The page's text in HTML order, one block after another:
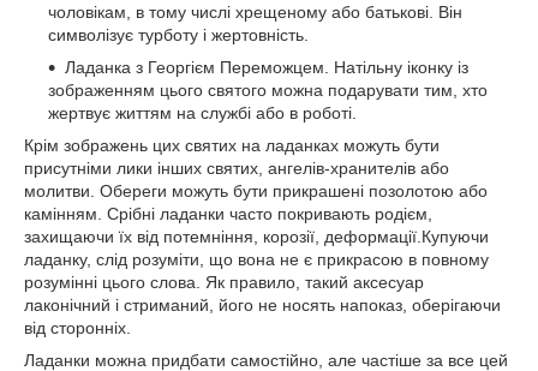
чоловікам, в тому числі хрещеному або батькові. Він
символізує турботу і жертовність.
Ладанка з Георгієм Переможцем. Натільну іконку із
зображенням цього святого можна подарувати тим, хто
жертвує життям на службі або в роботі.
Крім зображень цих святих на ладанках можуть бути
присутніми лики інших святих, ангелів-хранителів або
молитви. Обереги можуть бути прикрашені позолотою або
камінням. Срібні ладанки часто покривають родієм,
захищаючи їх від потемніння, корозії, деформації.Купуючи
ладанку, слід розуміти, що вона не є прикрасою в повному
розумінні цього слова. Як правило, такий аксесуар
лаконічний і стриманий, його не носять напоказ, оберігаючи
від сторонніх.
Ладанки можна придбати самостійно, але частіше за все цей